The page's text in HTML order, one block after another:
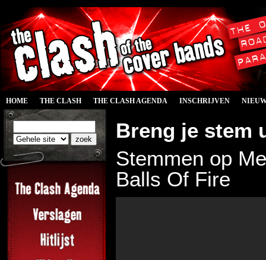
HOME THE CLASH THE CLASH AGENDA INSCHRIJVEN
Breng je stem
Stemmen op
Balls Of Fire